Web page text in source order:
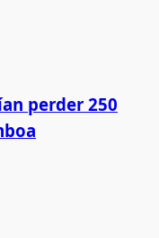
perder 250